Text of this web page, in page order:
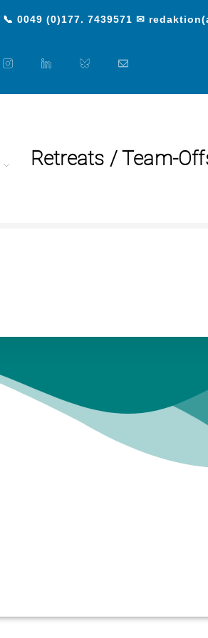
0049 (0)177. 7439571 ✉
Retreats / Team-